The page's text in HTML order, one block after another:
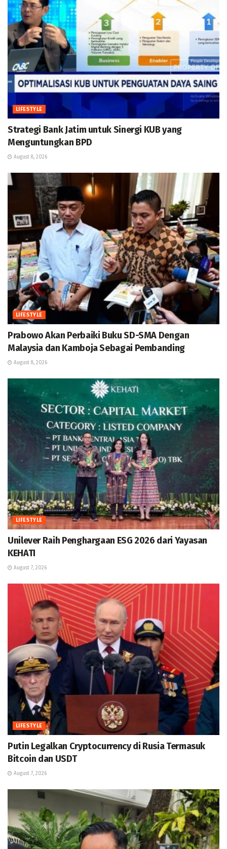
LIFESTYLE
Strategi Bank Jatim untuk Sinergi KUB yang
Menguntungkan BPD
August 8, 2026
LIFESTYLE
Prabowo Akan Perbaiki Buku SD-SMA Dengan
Malaysia dan Kamboja Sebagai Pembanding
August 8, 2026
LIFESTYLE
Unilever Raih Penghargaan ESG 2026 dari Yayasan
KEHATI
August 7, 2026
LIFESTYLE
Putin Legalkan Cryptocurrency di Rusia Termasuk
Bitcoin dan USDT
August 7, 2026